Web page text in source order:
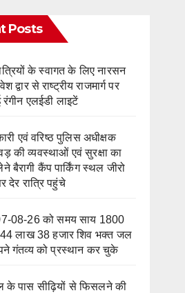
Posts
के स्वागत के लिए नारसन
द्वार से राष्ट्रीय राजमार्ग पर
रंगीन एलईडी लाइटें
एवं वरिष्ठ पुलिस अधीक्षक
की व्यवस्थाओं एवं सुरक्षा का
बैरागी कैंप पार्किंग स्थल जीरो
देर रात्रि पहुंचे
08-26 को समय साय 1800
लाख 38 हजार शिव भक्त जल
गंतव्य को प्रस्थान कर चुके
पास सीढ़ियों से फिसलने की